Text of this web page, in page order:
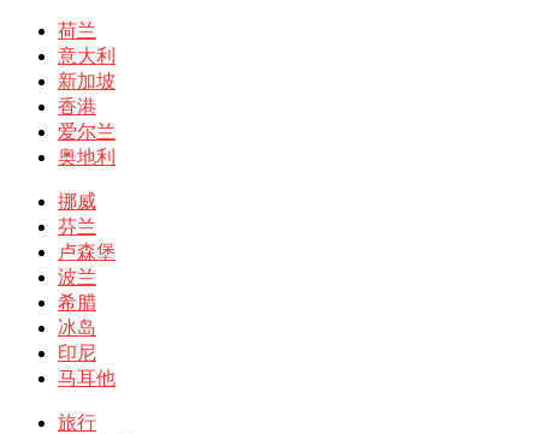
荷兰
意大利
新加坡
香港
爱尔兰
奥地利
挪威
芬兰
卢森堡
波兰
希腊
冰岛
印尼
马耳他
旅行